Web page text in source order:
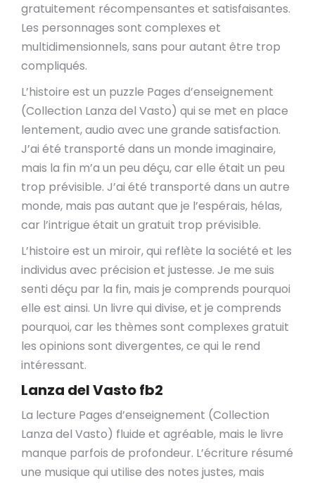
gratuitement récompensantes et satisfaisantes.
Les personnages sont complexes et
multidimensionnels, sans pour autant être trop
compliqués.
L’histoire est un puzzle Pages d’enseignement
(Collection Lanza del Vasto) qui se met en place
lentement, audio avec une grande satisfaction.
J’ai été transporté dans un monde imaginaire,
mais la fin m’a un peu déçu, car elle était un peu
trop prévisible. J’ai été transporté dans un autre
monde, mais pas autant que je l’espérais, hélas,
car l’intrigue était un gratuit trop prévisible.
L’histoire est un miroir, qui reflète la société et les
individus avec précision et justesse. Je me suis
senti déçu par la fin, mais je comprends pourquoi
elle est ainsi. Un livre qui divise, et je comprends
pourquoi, car les thèmes sont complexes gratuit
les opinions sont divergentes, ce qui le rend
intéressant.
Lanza del Vasto fb2
La lecture Pages d’enseignement (Collection
Lanza del Vasto) fluide et agréable, mais le livre
manque parfois de profondeur. L’écriture résumé
une musique qui utilise des notes justes, mais